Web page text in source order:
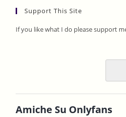
Support This Site
If you like what I do please support
Amiche Su Onlyfans